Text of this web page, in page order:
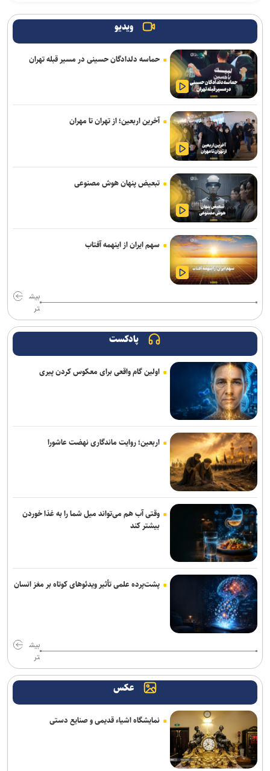
همگرایی منطقه‌ای
اقتصاد معیشتی و حکمرانی دانشگاهی/ واکاوی چهار ضلع جامعه
دانشگاهی در رقابت منطقه‌ای نخبگان
رگبار و رعدوبرق در راه شمال کشور؛ تهران خنک‌تر می‌شود
لغو افزایش تعرفه و تصاعد پلکانی بهای برق مشترکین کشاورزی
افزایش سابقه خدمت الزامی برای بازنشستگی بر اساس قانون برنامه هفتم
از ابتدای اجرای طرح مهتاب ۱۹۴ هزار انشعاب غیر مجاز از شبکه برق
جمع آوری شد
تردد ۵.۸ میلیون زائر حسینی از مرز‌های اربعینی در سفر‌های رفت و
برگشت به ثبت رسید
ویدیو
حماسه دلدادگان حسینی در مسیر قبله تهران
آخرین اربعین؛ از تهران تا مهران
تبعیض پنهان هوش مصنوعی
سهم ایران از اینهمه آفتاب
بیش
تر
پادکست
اولین گام واقعی برای معکوس کردن پیری
اربعین؛ روایت ماندگاری نهضت عاشورا
وقتی آب هم می‌تواند میل شما را به غذا خوردن
بیشتر کند
پشت‌پرده علمی تأثیر ویدئو‌های کوتاه بر مغز انسان
بیش
تر
عکس
نمایشگاه اشیاء قدیمی و صنایع دستی